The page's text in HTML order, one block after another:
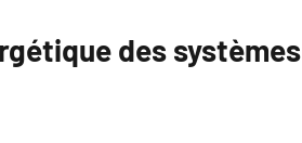
des systèmes